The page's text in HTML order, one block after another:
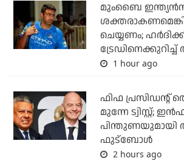
മുംബൈ
ചെയ്യണം;
1 hour ago
ഫിഫ പ്രസിഡന്റ്
മുന്നേ ട്വിസ്റ്റ്;
പിന്തുണയുമായി
ഫുട്‌ബോള്‍
2 hours ago